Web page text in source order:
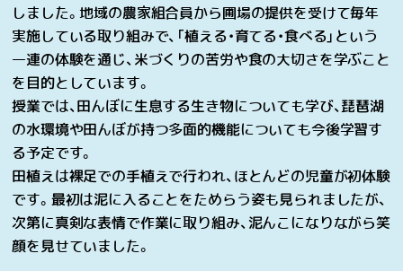
しました。地域の農家組合員から圃場の提供を受けて毎年
実施している取り組みで、「植える・育てる・食べる」という
一連の体験を通じ、米づくりの苦労や食の大切さを学ぶこと
を目的としています。
授業では、田んぼに生息する生き物についても学び、琵琶湖
の水環境や田んぼが持つ多面的機能についても今後学習す
る予定です。
田植えは裸足での手植えで行われ、ほとんどの児童が初体験
です。最初は泥に入ることをためらう姿も見られましたが、
次第に真剣な表情で作業に取り組み、泥んこになりながら笑
顔を見せていました。